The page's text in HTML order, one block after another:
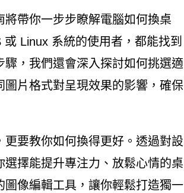
帶你一步步瞭解電腦如何換桌
Linux 系統的使用者，都能找到
，我們還會深入探討如何挑選適
片格式對呈現效果的影響，確保
要教你如何換得更好。透過對設
擇能提升專注力、放鬆心情的桌
像編輯工具，讓你輕鬆打造獨一